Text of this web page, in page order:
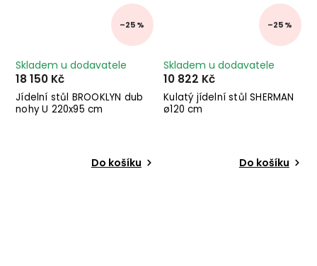
–25 %
Jídelní stůl BROOKLYN dub
nohy U 220x95 cm
Skladem u dodavatele
18 150 Kč
Do košíku
–25 %
Kulatý jídelní stůl SHERMAN
ø120 cm
Skladem u dodavatele
10 822 Kč
Do košíku